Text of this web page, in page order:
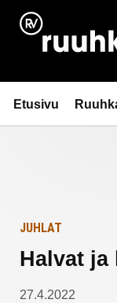
Siirry
sisältöön
Ruuhkavuodet.fi
Etusivu
Etusivulle
JUHLAT
Halvat
27.4.2022